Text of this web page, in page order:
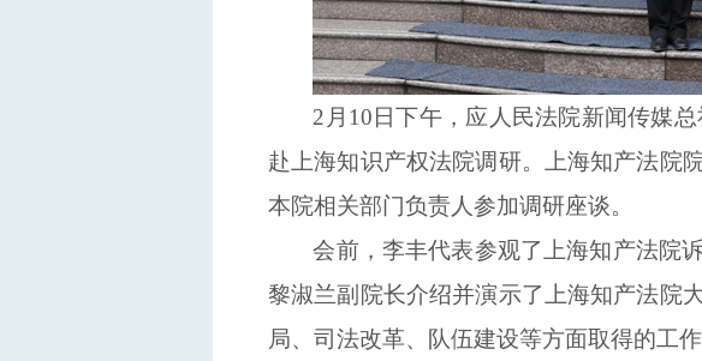
2月10日下午， 应 人民法院新闻传媒
赴 上海知识产权法院调研。 上海知产法院
本院相关部门负责人参加调研座谈。
会前， 李丰代表参观了上海知产法院
黎淑兰副院长介绍并演示了上海知产法院
局、 司法改革、 队伍建设等方面取得的工